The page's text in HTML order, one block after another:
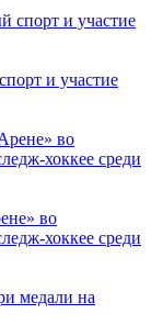
и участие
во
хоккее среди